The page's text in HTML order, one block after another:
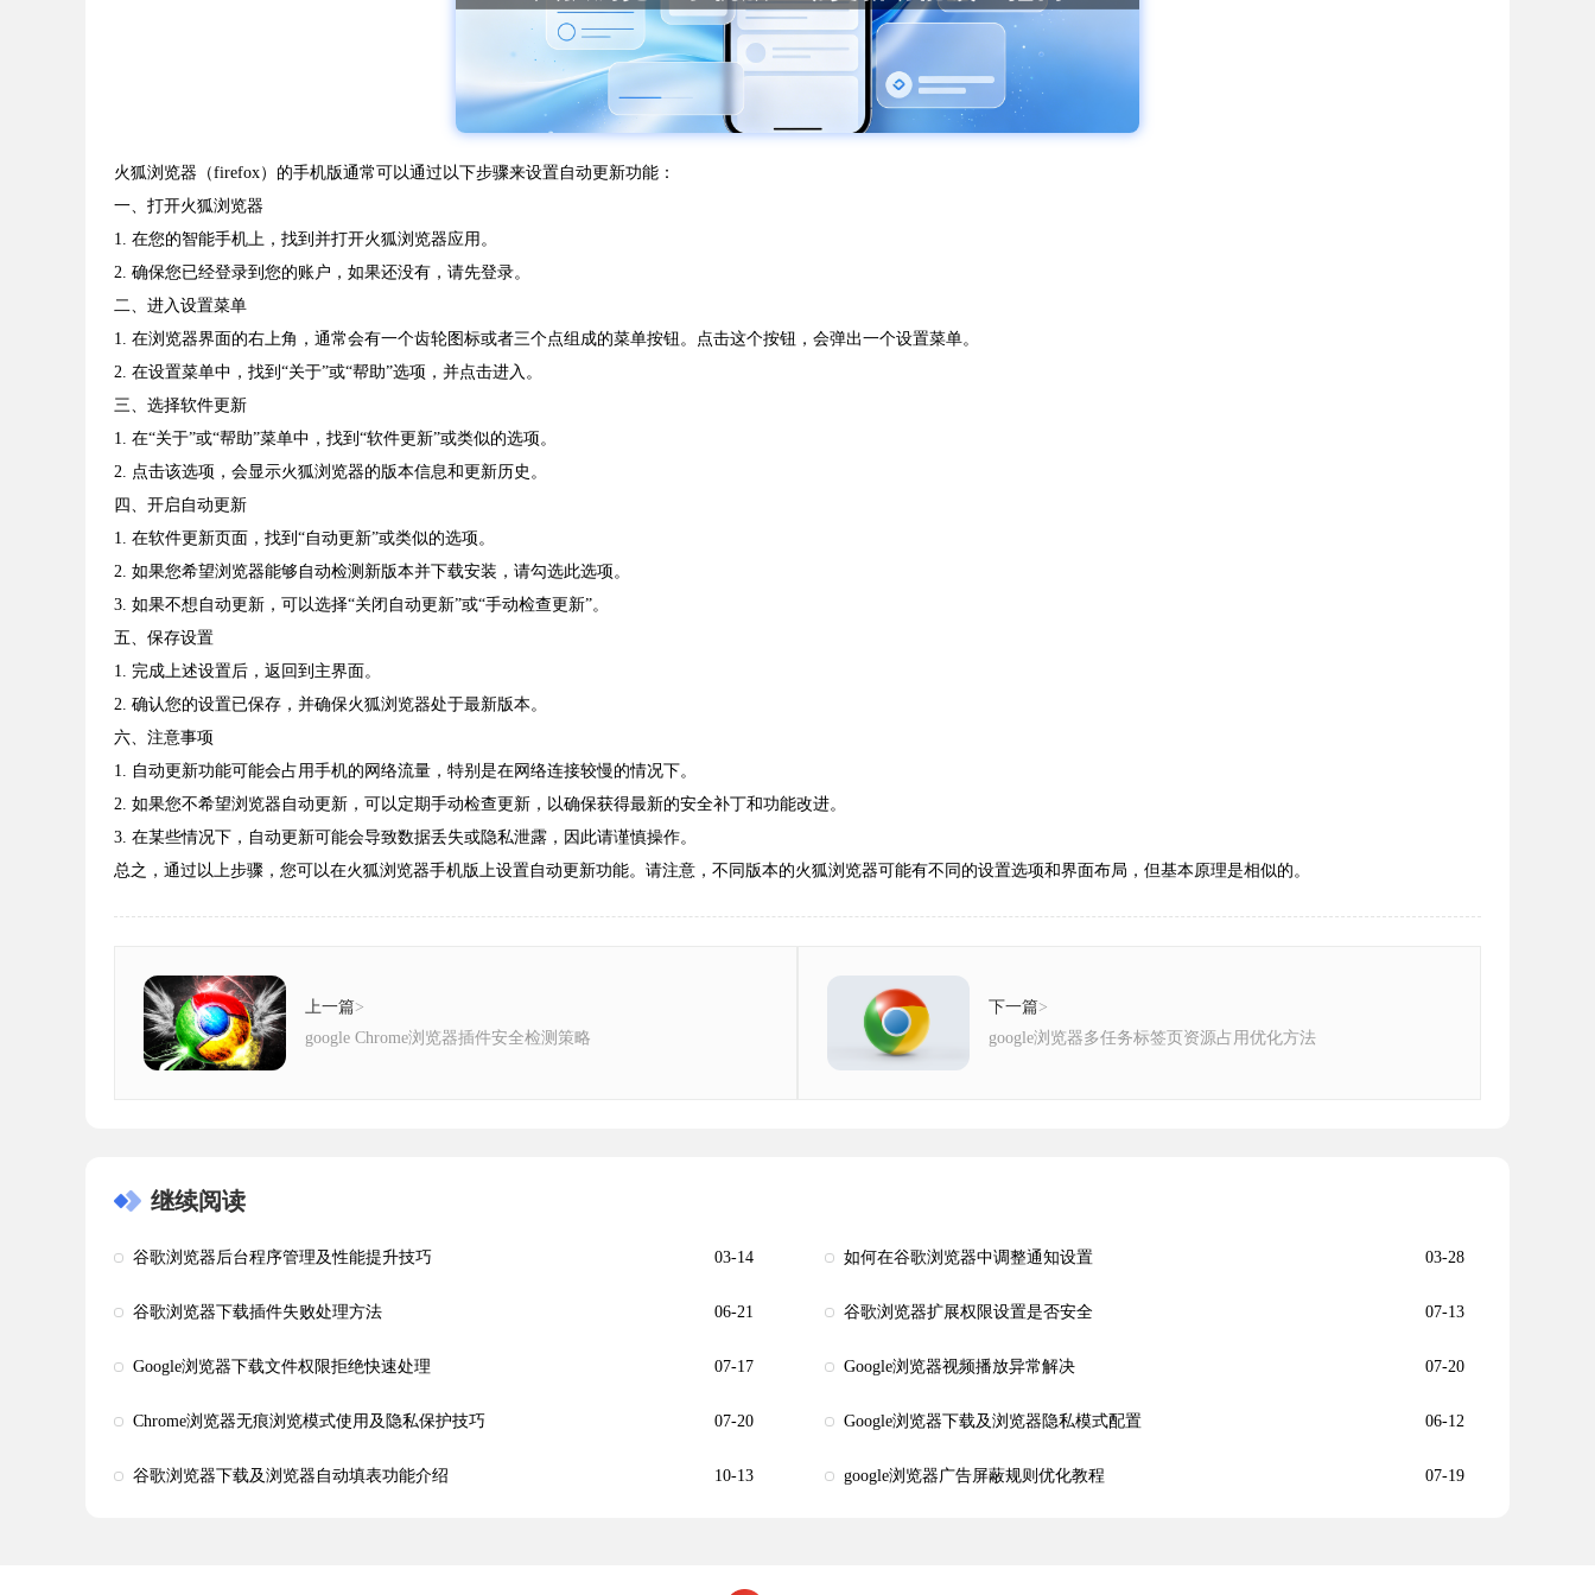
火狐浏览器（firefox）的手机版通常可以通过以下步骤来设置自动更新功能：
一、打开火狐浏览器
1. 在您的智能手机上，找到并打开火狐浏览器应用。
2. 确保您已经登录到您的账户，如果还没有，请先登录。
二、进入设置菜单
1. 在浏览器界面的右上角，通常会有一个齿轮图标或者三个点组成的菜单按钮。点击这个按钮，会弹出一个设置菜单。
2. 在设置菜单中，找到“关于”或“帮助”选项，并点击进入。
三、选择软件更新
1. 在“关于”或“帮助”菜单中，找到“软件更新”或类似的选项。
2. 点击该选项，会显示火狐浏览器的版本信息和更新历史。
四、开启自动更新
1. 在软件更新页面，找到“自动更新”或类似的选项。
2. 如果您希望浏览器能够自动检测新版本并下载安装，请勾选此选项。
3. 如果不想自动更新，可以选择“关闭自动更新”或“手动检查更新”。
五、保存设置
1. 完成上述设置后，返回到主界面。
2. 确认您的设置已保存，并确保火狐浏览器处于最新版本。
六、注意事项
1. 自动更新功能可能会占用手机的网络流量，特别是在网络连接较慢的情况下。
2. 如果您不希望浏览器自动更新，可以定期手动检查更新，以确保获得最新的安全补丁和功能改进。
3. 在某些情况下，自动更新可能会导致数据丢失或隐私泄露，因此请谨慎操作。
总之，通过以上步骤，您可以在火狐浏览器手机版上设置自动更新功能。请注意，不同版本的火狐浏览器可能有不同的设置选项和界面布局，但基本原理是相似的。
上一篇>
google Chrome浏览器插件安全检测策略
下一篇>
google浏览器多任务标签页资源占用优化方法
继续阅读
谷歌浏览器后台程序管理及性能提升技巧 03-14 如何在谷歌浏览器中调整通知设置 03-28
谷歌浏览器下载插件失败处理方法 06-21 谷歌浏览器扩展权限设置是否安全 07-13
Google浏览器下载文件权限拒绝快速处理 07-17 Google浏览器视频播放异常解决 07-20
Chrome浏览器无痕浏览模式使用及隐私保护技巧 07-20 Google浏览器下载及浏览器隐私模式配置 06-12
谷歌浏览器下载及浏览器自动填表功能介绍 10-13 google浏览器广告屏蔽规则优化教程 07-19